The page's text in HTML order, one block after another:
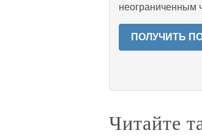
неограниченным
ПОЛУЧИТЬ
Читайте